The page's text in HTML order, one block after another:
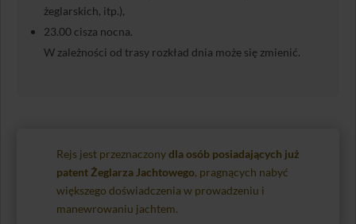
żeglarskich, itp.),
23.00 cisza nocna.
W zależności od trasy rozkład dnia może się zmienić.
Rejs jest przeznaczonydla osób posiadających już
patent Żeglarza Jachtowego, pragnących nabyć
większego doświadczenia w prowadzeniu i
manewrowaniu jachtem.